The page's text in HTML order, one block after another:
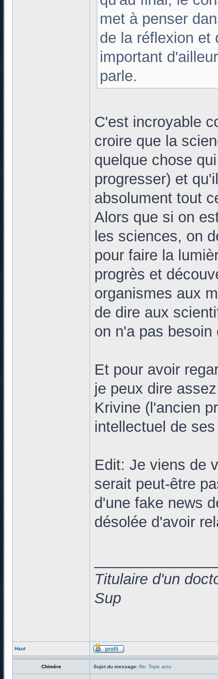
met à penser
de la réflexion et
important
parle.
C'est incroyable
croire que la
quelque chose
progresser) et
absolument tout
Alors que si on
les sciences, on
pour faire la
progrès et
organismes aux
de dire aux
on n'a pas
Et pour avoir
je peux dire
Krivine (l'ancien
intellectuel de
Edit: Je viens de
serait peut-être
d'une fake news
désolée d'avoir
Titulaire d'un
Sup
Haut
Chimère Sujet du message: Re: Topic actu